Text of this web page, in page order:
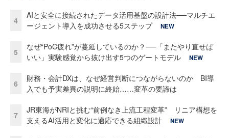
4
AIと安全に接続されたデータ活用基盤の設計法──マルチエ
ージェント導入を成功させる5ステップ
NEW
5
なぜ“PoC疲れ”が蔓延しているのか？──「またやり直せば
いい」実験感覚から抜け出す5つのゲートモデル
NEW
6
財務・会計DXは、なぜ経営判断につながらないのか BI導
入でも予実差異の説明に終始……変革の要諦は
7
JR東海がNRIと挑む“前例なき上流工程変革” リニア構想を
支えるAI活用と変化に適応できる組織設計
NEW